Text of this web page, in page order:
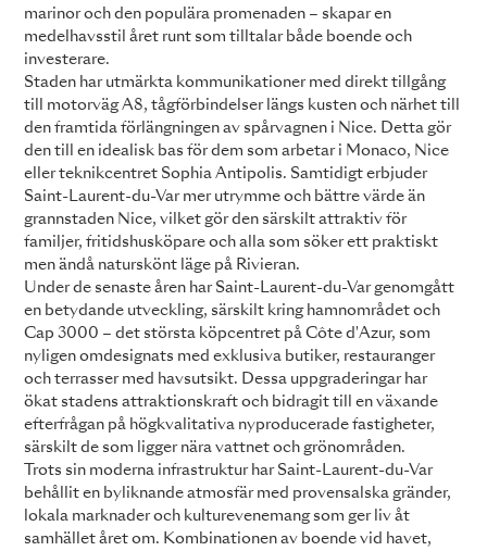
marinor och den populära promenaden – skapar en
medelhavsstil året runt som tilltalar både boende och
investerare.
Staden har utmärkta kommunikationer med direkt tillgång
till motorväg A8, tågförbindelser längs kusten och närhet till
den framtida förlängningen av spårvagnen i Nice. Detta gör
den till en idealisk bas för dem som arbetar i Monaco, Nice
eller teknikcentret Sophia Antipolis. Samtidigt erbjuder
Saint-Laurent-du-Var mer utrymme och bättre värde än
grannstaden Nice, vilket gör den särskilt attraktiv för
familjer, fritidshusköpare och alla som söker ett praktiskt
men ändå naturskönt läge på Rivieran.
Under de senaste åren har Saint-Laurent-du-Var genomgått
en betydande utveckling, särskilt kring hamnområdet och
Cap 3000 – det största köpcentret på Côte d'Azur, som
nyligen omdesignats med exklusiva butiker, restauranger
och terrasser med havsutsikt. Dessa uppgraderingar har
ökat stadens attraktionskraft och bidragit till en växande
efterfrågan på högkvalitativa nyproducerade fastigheter,
särskilt de som ligger nära vattnet och grönområden.
Trots sin moderna infrastruktur har Saint-Laurent-du-Var
behållit en byliknande atmosfär med provensalska gränder,
lokala marknader och kulturevenemang som ger liv åt
samhället året om. Kombinationen av boende vid havet,